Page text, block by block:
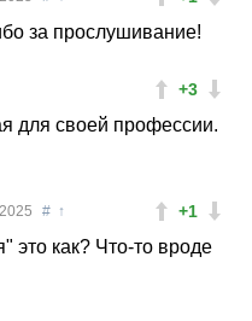
за прослушивание!
+3
для своей профессии.
+1
# ↑
это как? Что-то вроде